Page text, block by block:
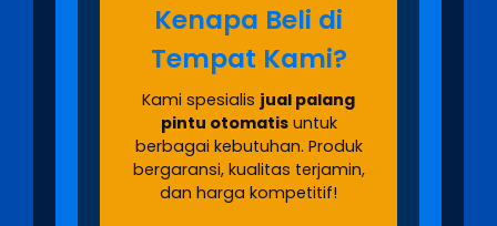
Kenapa Beli di
Tempat Kami?
Kami spesialis jual palang
pintu otomatisuntuk
berbagai kebutuhan. Produk
bergaransi, kualitas terjamin,
dan harga kompetitif!